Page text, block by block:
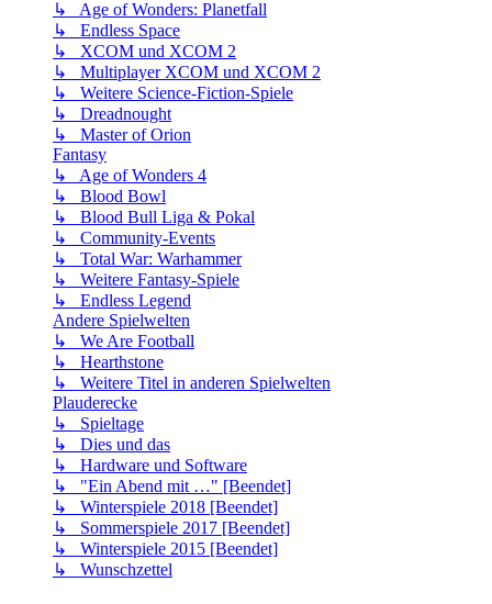
↳ Age of Wonders: Planetfall
↳ Endless Space
↳ XCOM und XCOM 2
↳ Multiplayer XCOM und XCOM 2
↳ Weitere Science-Fiction-Spiele
↳ Dreadnought
↳ Master of Orion
Fantasy
↳ Age of Wonders 4
↳ Blood Bowl
↳ Blood Bull Liga & Pokal
↳ Community-Events
↳ Total War: Warhammer
↳ Weitere Fantasy-Spiele
↳ Endless Legend
Andere Spielwelten
↳ We Are Football
↳ Hearthstone
↳ Weitere Titel in anderen Spielwelten
Plauderecke
↳ Spieltage
↳ Dies und das
↳ Hardware und Software
↳ "Ein Abend mit …" [Beendet]
↳ Winterspiele 2018 [Beendet]
↳ Sommerspiele 2017 [Beendet]
↳ Winterspiele 2015 [Beendet]
↳ Wunschzettel